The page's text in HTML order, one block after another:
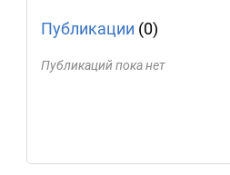
Публикации (0)
Публикаций пока нет